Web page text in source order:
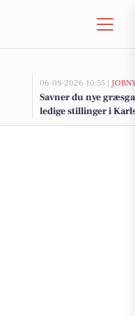
06-08-2026 10:55 |
Savner du nye
ledige stillinger i